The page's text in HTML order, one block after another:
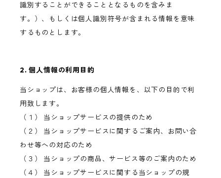
識別することができることとなるものを含みま
す。）、もしくは個人識別符号が含まれる情報を意味
するものとします。
2. 個人情報の利用目的
当ショップは、お客様の個人情報を、以下の目的で利
用致します。
（１） 当ショップサービスの提供のため
（２） 当ショップサービスに関するご案内、お問い合
わせ等への対応のため
（３） 当ショップの商品、サービス等のご案内のため
（４） 当ショップサービスに関する当ショップの規